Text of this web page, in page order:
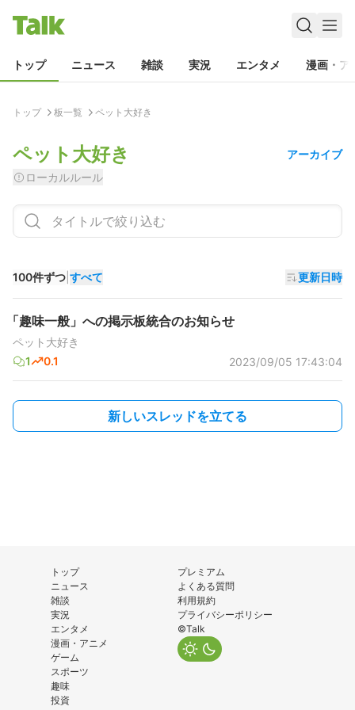
トップ ニュース 雑談 実況 エンタメ 漫画・ア
トップ 板一覧 ペット大好き
ペット大好き
アーカイブ
ローカルルール
100件ずつ すべて 更新日時
「趣味一般」への掲示板統合のお知らせ
ペット大好き
1
0.1 2023/09/05 17:43:04
新しいスレッドを立てる
トップ
ニュース
雑談
実況
エンタメ
漫画・アニメ
ゲーム
スポーツ
趣味
投資
プレミアム
よくある質問
利用規約
プライバシーポリシー
©Talk